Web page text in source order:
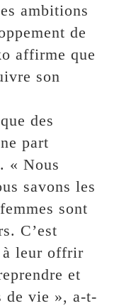
ambitions
de
affirme que
son
des
part
« Nous
savons les
sont
C’est
à leur offrir
et
de vie », a-t-